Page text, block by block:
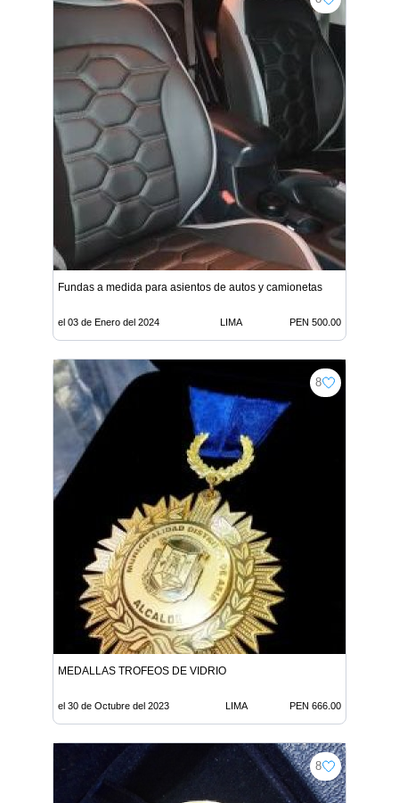
Fundas a medida para asientos de autos y camionetas
el 03 de Enero del 2024 LIMA PEN 500.00
8
MEDALLAS TROFEOS DE VIDRIO
el 30 de Octubre del 2023 LIMA PEN 666.00
8